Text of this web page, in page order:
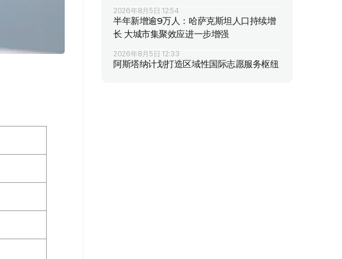
2026年8月5日 12:54
半年新增逾9万人：哈萨克斯坦人口持续增
长 大城市集聚效应进一步增强
2026年8月5日 12:33
阿斯塔纳计划打造区域性国际志愿服务枢纽